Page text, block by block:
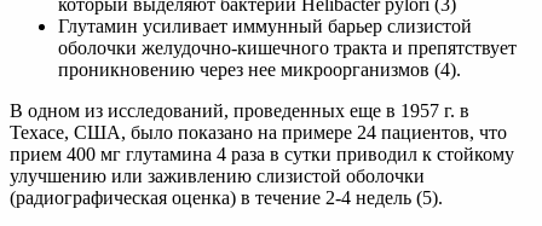
который выделяют бактерии Helibacter pylori (3)
Глутамин усиливает иммунный барьер слизистой
оболочки желудочно-кишечного тракта и препятствует
проникновению через нее микроорганизмов (4).
В одном из исследований, проведенных еще в 1957 г. в
Техасе, США, было показано на примере 24 пациентов, что
прием 400 мг глутамина 4 раза в сутки приводил к стойкому
улучшению или заживлению слизистой оболочки
(радиографическая оценка) в течение 2-4 недель (5).